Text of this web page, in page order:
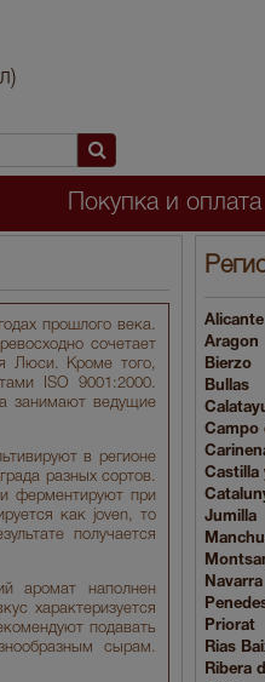
Покупка и оплата
прошлого века.
сочетает
Люси. Кроме того,
ISO 9001:2000.
занимают ведущие
в регионе
разных сортов.
ферментируют при
как joven, то
получается
аромат наполнен
характеризуется
подавать
сырам.
Alicante
Aragon
Bierzo
Bullas
Campo
Castilla
Jumilla
Navarra
Priorat
Rias
Ribera